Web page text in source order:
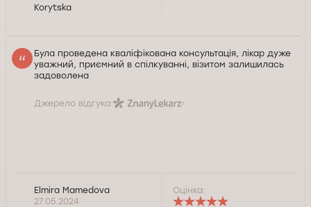
Korytska
Була проведена кваліфікована консультація, лікар дуже
уважний, приємний в спілкуванні, візитом залишилась
задоволена
Джерело відгука:
Elmira Mamedova
27.05.2024
Оцінка: